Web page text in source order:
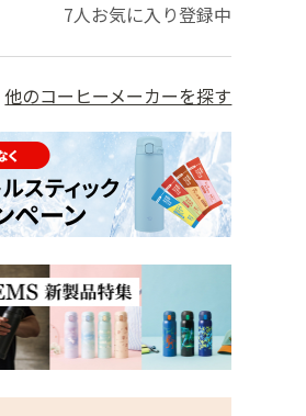
7人お気に入り登録中
他のコーヒーメーカーを探す